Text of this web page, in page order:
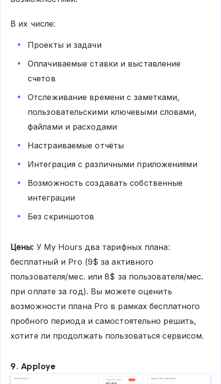
В их числе:
Проекты и задачи
Оплачиваемые ставки и выставление
счетов
Отслеживание времени с заметками,
пользовательскими ключевыми словами,
файлами и расходами
Настраиваемые отчёты
Интеграция с различными приложениями
Возможность создавать собственные
интеграции
Без скриншотов
Цены: У My Hours два тарифных плана:
бесплатный и Pro (9$ за активного
пользователя/мес. или 8$ за пользователя/мес.
при оплате за год). Вы можете оценить
возможности плана Pro в рамках бесплатного
пробного периода и самостоятельно решить,
хотите ли продолжать пользоваться сервисом.
9. Apploye